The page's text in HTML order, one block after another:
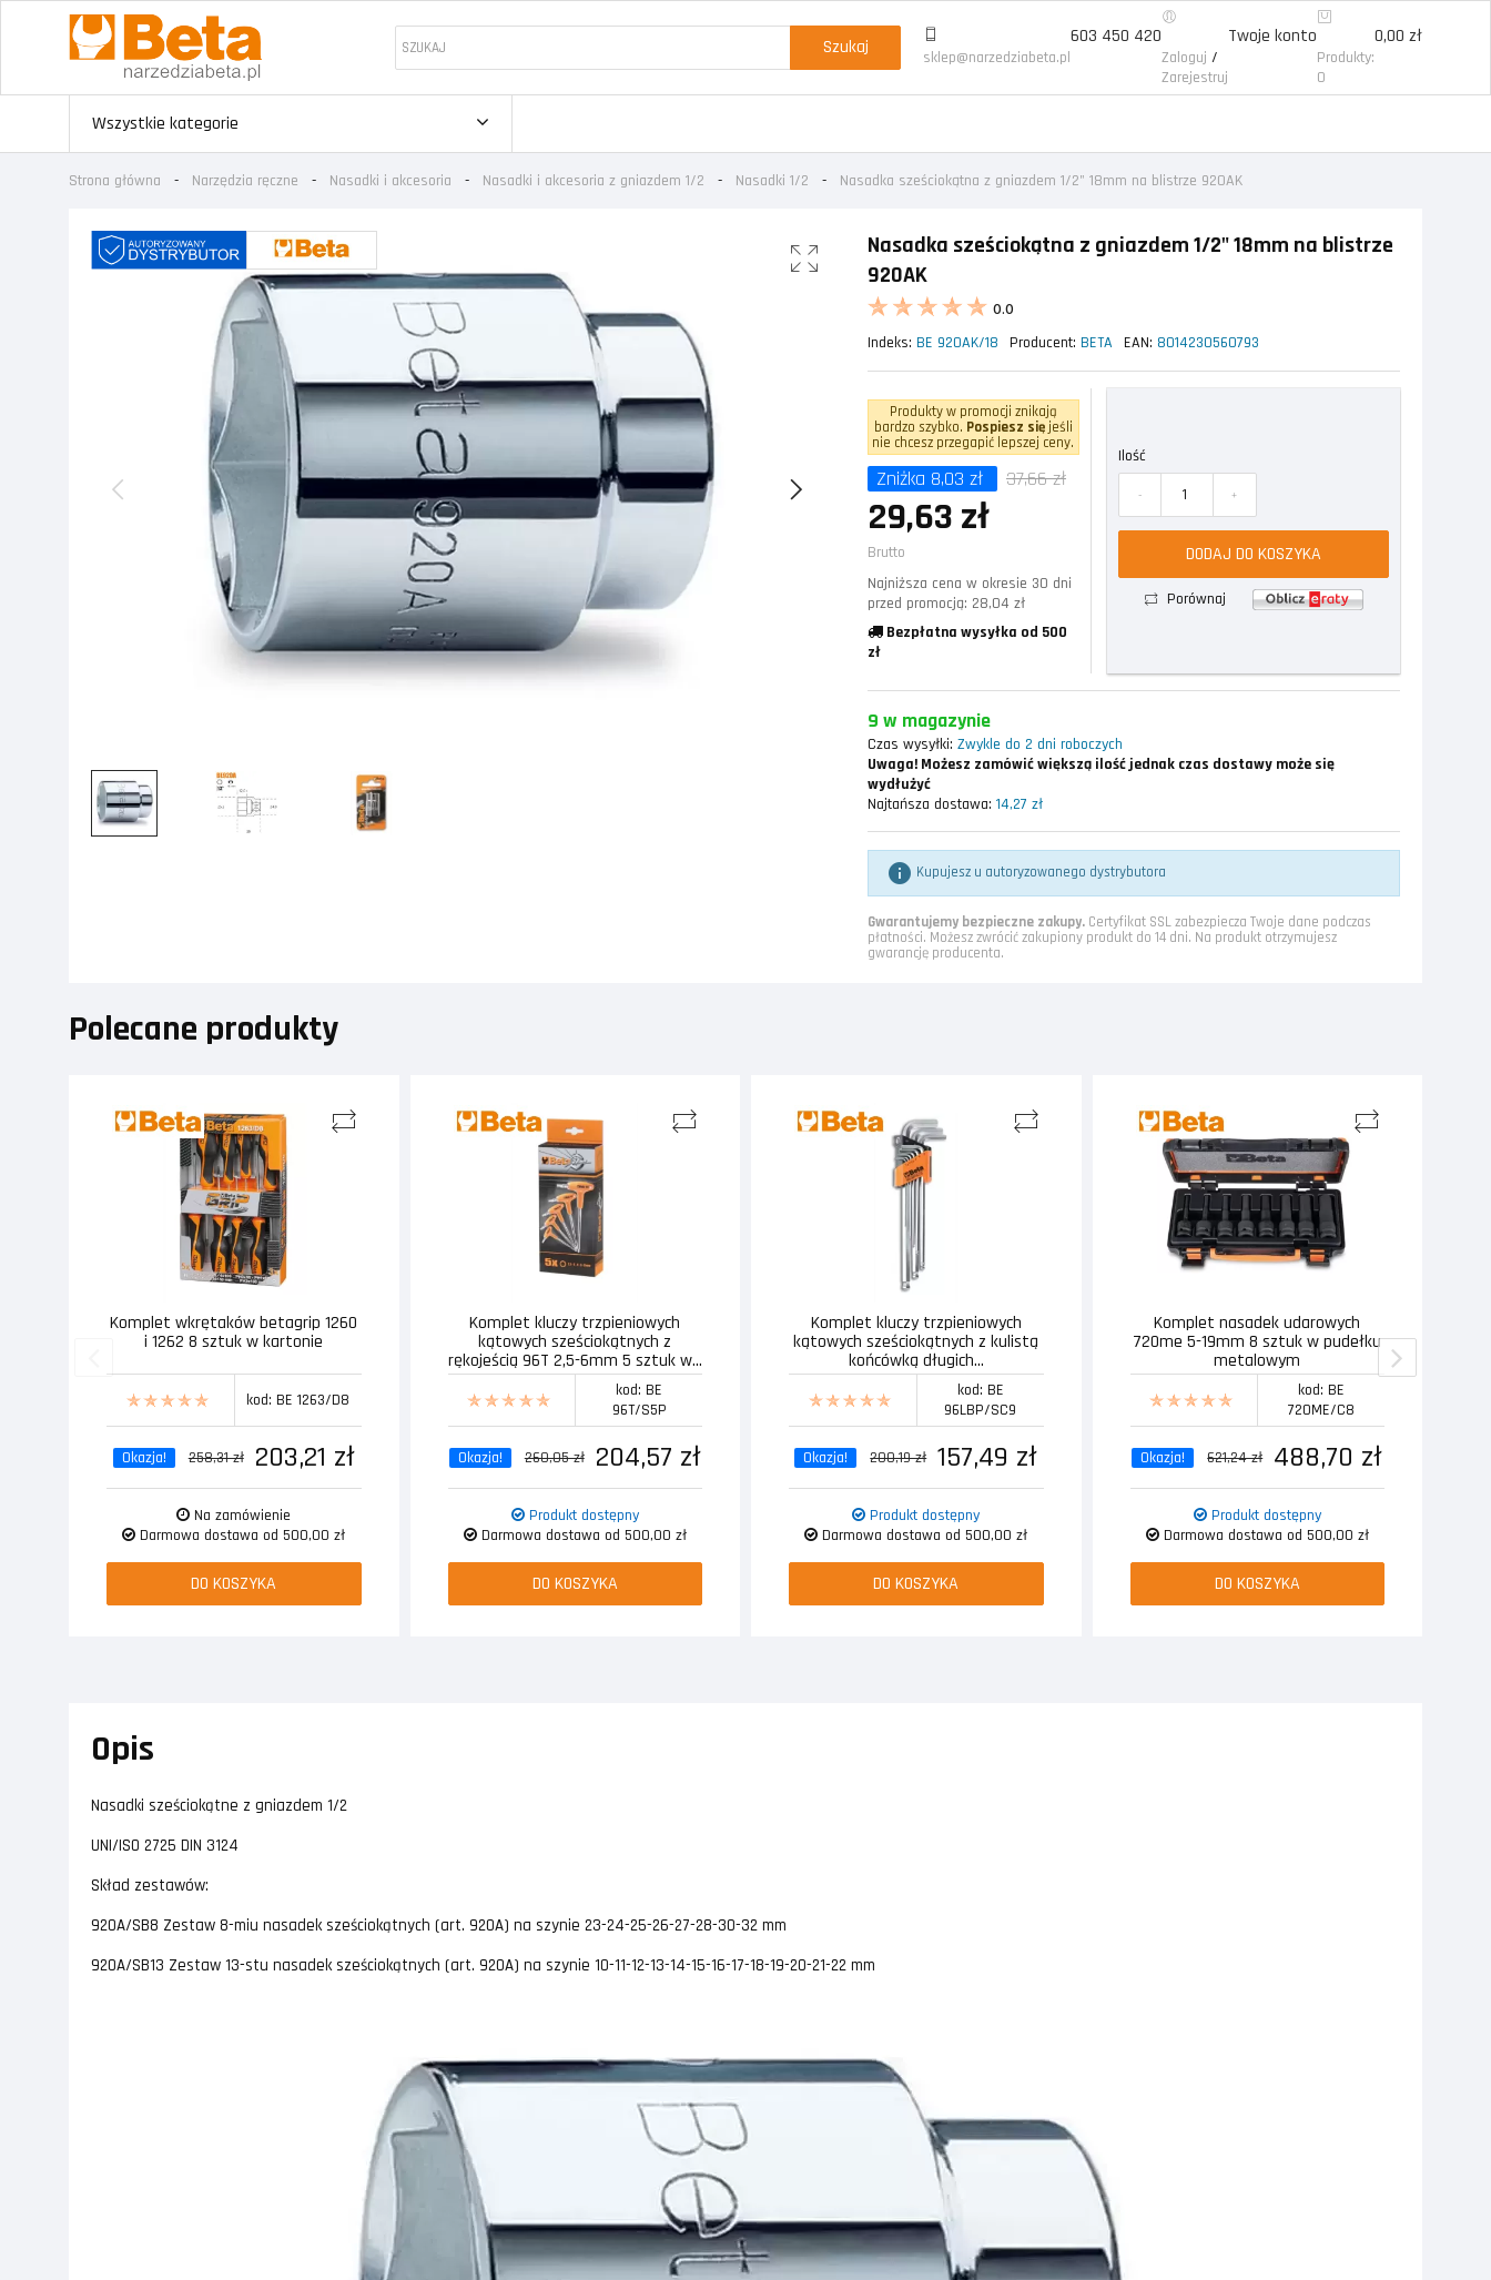
Szukaj 603 450 420
sklep@narzedziabeta.pl
Twoje konto
Zaloguj /
Zarejestruj
0,00 zł
Produkty:
0
Wszystkie kategorie
Strona główna Narzędzia ręczne Nasadki i akcesoria Nasadki i akcesoria z gniazdem 1/2 Nasadki 1/2 Nasadka sześciokątna z gniazdem 1/2" 18mm na blistrze 920AK
Nasadka sześciokątna z gniazdem 1/2" 18mm na blistrze
920AK
0.0
Indeks: BE 920AK/18 Producent: BETA EAN: 8014230560793
Produkty w promocji znikają
bardzo szybko. Pospiesz sięjeśli
nie chcesz przegapić lepszej ceny.
Zniżka 8,03 zł 37,66 zł
29,63 zł
Brutto
Najniższa cena w okresie 30 dni
przed promocją: 28,04 zł
Bezpłatna wysyłka od 500
zł
Ilość
- +
DODAJ DO KOSZYKA
Porównaj
9 w magazynie
Czas wysyłki: Zwykle do 2 dni roboczych
Uwaga!Możesz zamówić większą ilość jednak czas dostawy może się
wydłużyć
Najtańsza dostawa: 14,27 zł
 Kupujesz u autoryzowanego dystrybutora
Gwarantujemy bezpieczne zakupy.Certyfikat SSL zabezpiecza Twoje dane podczas
płatności. Możesz zwrócić zakupiony produkt do 14 dni. Na produkt otrzymujesz
gwarancję producenta.
Polecane produkty
Komplet wkrętaków betagrip 1260
i 1262 8 sztuk w kartonie
kod: BE 1263/D8
Okazja! 258,31 zł 203,21 zł
Na zamówienie
Darmowa dostawa od 500,00 zł
DO KOSZYKA
Komplet kluczy trzpieniowych
kątowych sześciokątnych z
rękojeścią 96T 2,5-6mm 5 sztuk w...
kod: BE
96T/S5P
Okazja! 260,05 zł 204,57 zł
Produkt dostępny
Darmowa dostawa od 500,00 zł
DO KOSZYKA
Komplet kluczy trzpieniowych
kątowych sześciokątnych z kulistą
końcówką długich...
kod: BE
96LBP/SC9
Okazja! 200,19 zł 157,49 zł
Produkt dostępny
Darmowa dostawa od 500,00 zł
DO KOSZYKA
Komplet nasadek udarowych
720me 5-19mm 8 sztuk w pudełku
metalowym
kod: BE
720ME/C8
Okazja! 621,24 zł 488,70 zł
Produkt dostępny
Darmowa dostawa od 500,00 zł
DO KOSZYKA
Opis
Nasadki sześciokątne z gniazdem 1/2
UNI/ISO 2725 DIN 3124
Skład zestawów:
920A/SB8 Zestaw 8-miu nasadek sześciokątnych (art. 920A) na szynie 23-24-25-26-27-28-30-32 mm
920A/SB13 Zestaw 13-stu nasadek sześciokątnych (art. 920A) na szynie 10-11-12-13-14-15-16-17-18-19-20-21-22 mm